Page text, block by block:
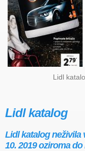
Lidl
Lidl katalog
Lidl katalog neživila
10. 2019 oziroma